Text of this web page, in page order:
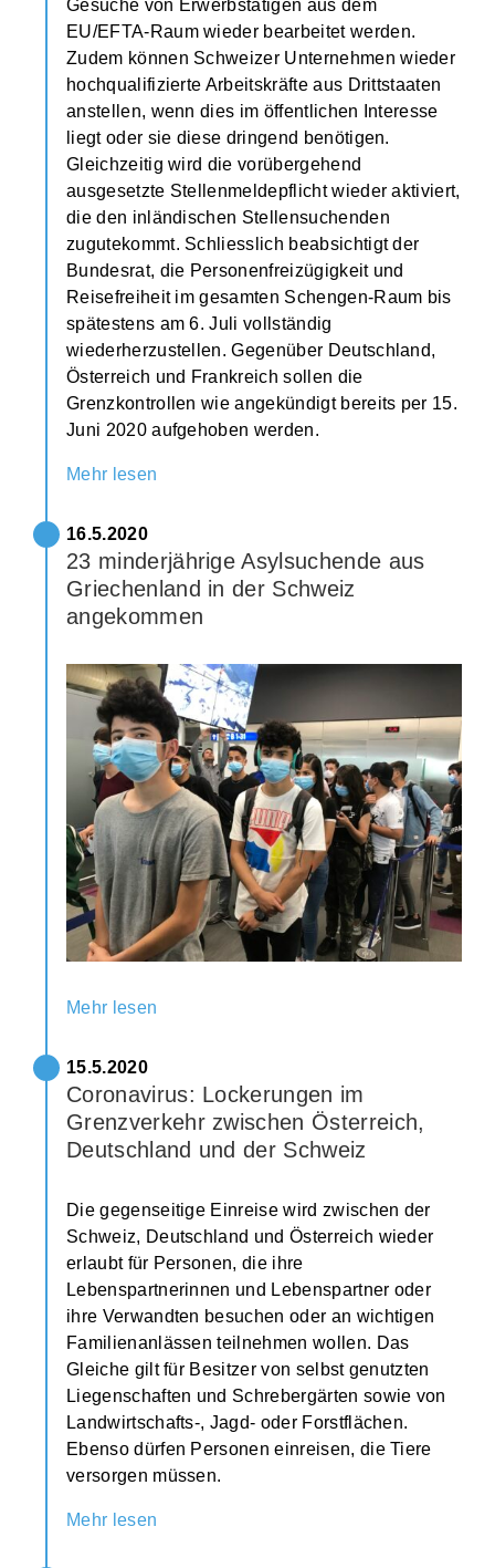
Gesuche von Erwerbstätigen aus dem
EU/EFTA-Raum wieder bearbeitet werden.
Zudem können Schweizer Unternehmen wieder
hochqualifizierte Arbeitskräfte aus Drittstaaten
anstellen, wenn dies im öffentlichen Interesse
liegt oder sie diese dringend benötigen.
Gleichzeitig wird die vorübergehend
ausgesetzte Stellenmeldepflicht wieder aktiviert,
die den inländischen Stellensuchenden
zugutekommt. Schliesslich beabsichtigt der
Bundesrat, die Personenfreizügigkeit und
Reisefreiheit im gesamten Schengen-Raum bis
spätestens am 6. Juli vollständig
wiederherzustellen. Gegenüber Deutschland,
Österreich und Frankreich sollen die
Grenzkontrollen wie angekündigt bereits per 15.
Juni 2020 aufgehoben werden.
Mehr lesen
16.5.2020
23 minderjährige Asylsuchende aus
Griechenland in der Schweiz
angekommen
Mehr lesen
15.5.2020
Coronavirus: Lockerungen im
Grenzverkehr zwischen Österreich,
Deutschland und der Schweiz
Die gegenseitige Einreise wird zwischen der
Schweiz, Deutschland und Österreich wieder
erlaubt für Personen, die ihre
Lebenspartnerinnen und Lebenspartner oder
ihre Verwandten besuchen oder an wichtigen
Familienanlässen teilnehmen wollen. Das
Gleiche gilt für Besitzer von selbst genutzten
Liegenschaften und Schrebergärten sowie von
Landwirtschafts-, Jagd- oder Forstflächen.
Ebenso dürfen Personen einreisen, die Tiere
versorgen müssen.
Mehr lesen